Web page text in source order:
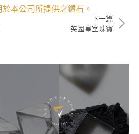
本公司所提供之鑽石。
下一篇
英國皇室珠寶